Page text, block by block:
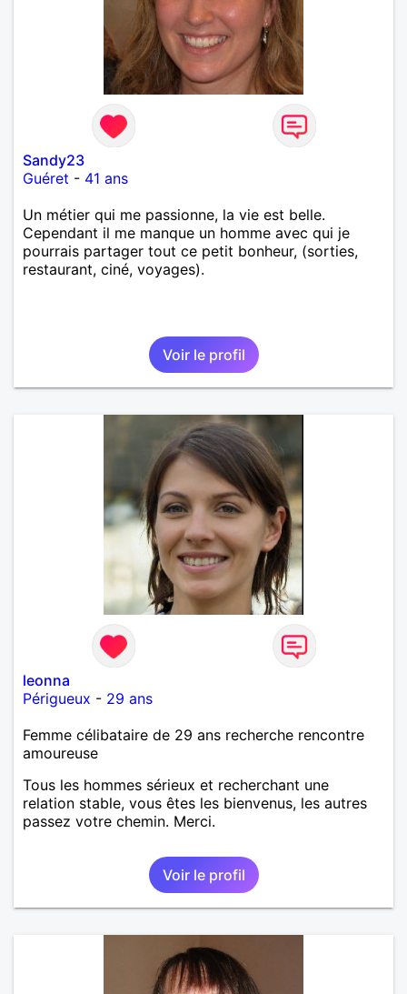
Sandy23
Guéret - 41 ans
Un métier qui me passionne, la vie est belle.
Cependant il me manque un homme avec qui je
pourrais partager tout ce petit bonheur, (sorties,
restaurant, ciné, voyages).
Voir le profil
leonna
Périgueux - 29 ans
Femme célibataire de 29 ans recherche rencontre
amoureuse
Tous les hommes sérieux et recherchant une
relation stable, vous êtes les bienvenus, les autres
passez votre chemin. Merci.
Voir le profil